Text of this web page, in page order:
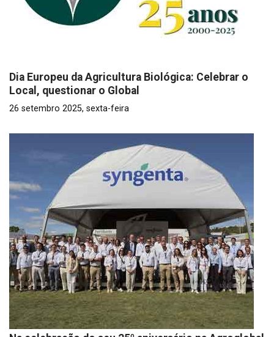
Dia Europeu da Agricultura Biológica: Celebrar o
Local, questionar o Global
26 setembro 2025, sexta-feira